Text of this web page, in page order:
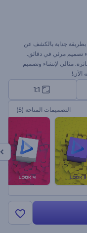
جذابة بالكشف عن
تصميم مرئي في دقائق.
مثالي لإنشاء وتصميم
الآن!
1:1
التصميمات المتاحة (5)